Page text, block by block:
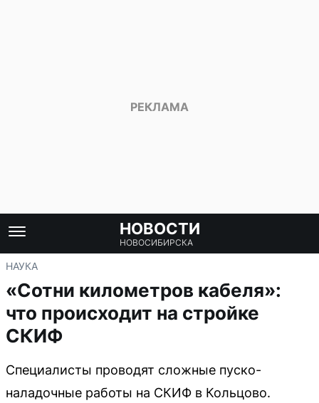
НОВОСТИ
НОВОСИБИРСКА
НАУКА
«Сотни километров кабеля»:
что происходит на стройке
СКИФ
Специалисты проводят сложные пуско-
наладочные работы на СКИФ в Кольцово.